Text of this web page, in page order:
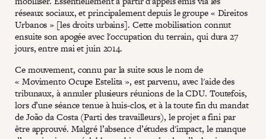
réseaux sociaux, et principalement depuis le groupe « Direitos
Urbanos » [les droits urbains]. Cette mobilisation connut
ensuite son apogée avec l'occupation du terrain, qui dura 27
jours, entre mai et juin 2014.
Ce mouvement, connu par la suite sous le nom de
« Movimento Ocupe Estelita », est parvenu, avec l'aide des
tribunaux, à annuler plusieurs réunions de la CDU. Toutefois,
lors d’une séance tenue à huis-clos, et à la toute fin du mandat
de João da Costa (Parti des travailleurs), le projet a fini par
être approuvé. Malgré l’absence d’études d'impact, le manque